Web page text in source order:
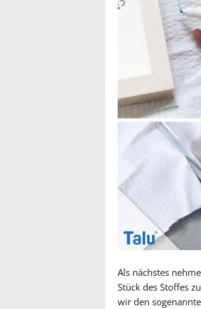
Als nächstes
Stück des Stoffes
wir den